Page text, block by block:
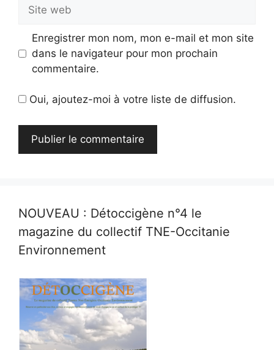
web
Enregistrer mon nom, mon e-mail et mon site
dans le navigateur pour mon prochain
commentaire.
Oui, ajoutez-moi à votre liste de diffusion.
NOUVEAU : Détoccigène n°4 le
magazine du collectif TNE-Occitanie
Environnement